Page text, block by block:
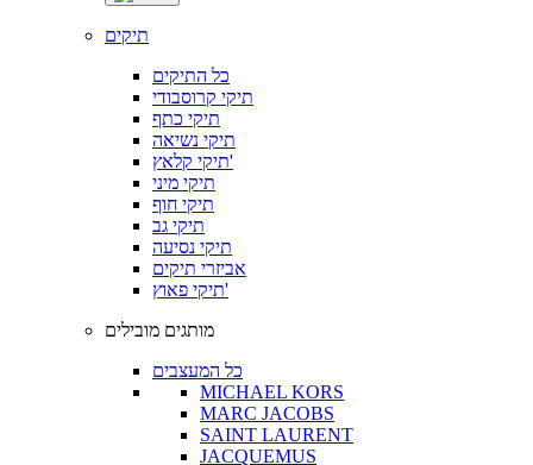
תיקים
כל התיקים
תיקי קרוסבודי
תיקי כתף
תיקי נשיאה
תיקי קלאץ'
תיקי מיני
תיקי חוף
תיקי גב
תיקי נסיעה
אביזרי תיקים
תיקי פאוץ'
מותגים מובילים
כל המעצבים
MICHAEL KORS
MARC JACOBS
SAINT LAURENT
JACQUEMUS